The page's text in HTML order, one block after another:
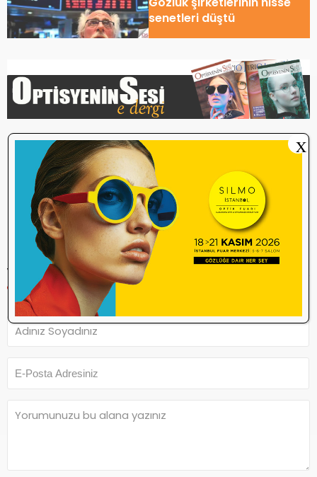
senetleri düştü
Etiketler
essilorLuxottica Fielmann finans
hisse
Optik Sektörü
Q3 2025
Safilo
yatırım
YORUM YAP
X